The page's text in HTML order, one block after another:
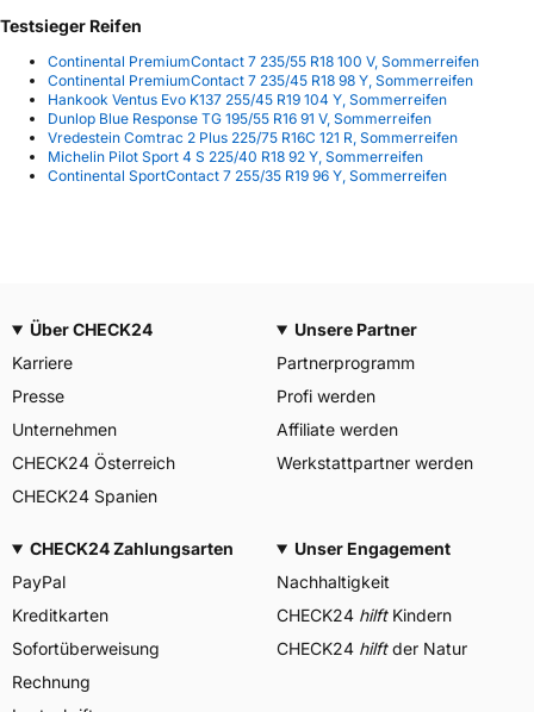
Testsieger Reifen
Continental PremiumContact 7 235/55 R18 100 V, Sommerreifen
Continental PremiumContact 7 235/45 R18 98 Y, Sommerreifen
Hankook Ventus Evo K137 255/45 R19 104 Y, Sommerreifen
Dunlop Blue Response TG 195/55 R16 91 V, Sommerreifen
Vredestein Comtrac 2 Plus 225/75 R16C 121 R, Sommerreifen
Michelin Pilot Sport 4 S 225/40 R18 92 Y, Sommerreifen
Continental SportContact 7 255/35 R19 96 Y, Sommerreifen
Über CHECK24
Karriere
Presse
Unternehmen
CHECK24 Österreich
CHECK24 Spanien
Unsere Partner
Partnerprogramm
Profi werden
Affiliate werden
Werkstattpartner werden
CHECK24 Zahlungsarten
PayPal
Kreditkarten
Sofortüberweisung
Rechnung
Unser Engagement
Nachhaltigkeit
CHECK24 hilftKindern
CHECK24 hilftder Natur